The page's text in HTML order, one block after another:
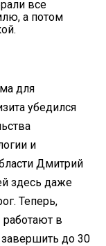
все
а потом
для
убедился
и
Дмитрий
здесь даже
Теперь,
в
до 30